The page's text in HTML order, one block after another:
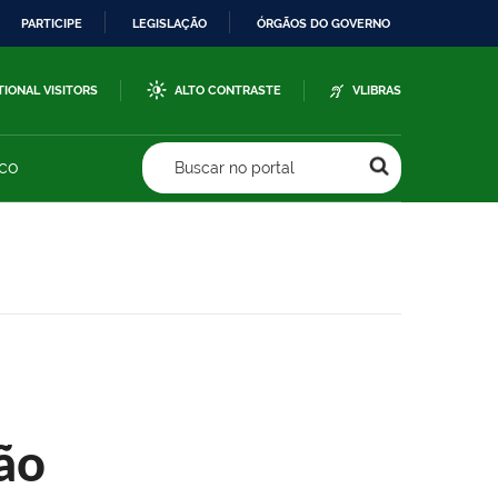
PARTICIPE LEGISLAÇÃO ÓRGÃOS DO GOVERNO
VISITORS ALTO CONTRASTE VLIBRAS
Buscar no portal